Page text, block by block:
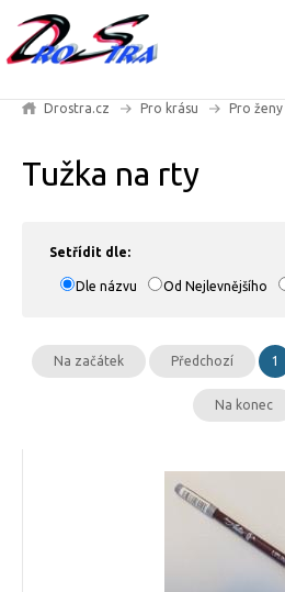
Drostra.cz Pro krásu Pro ženy
Tužka na rty
Setřídit dle:
Dle názvu Od Nejlevnějšího
Na začátek Předchozí 1
Na konec